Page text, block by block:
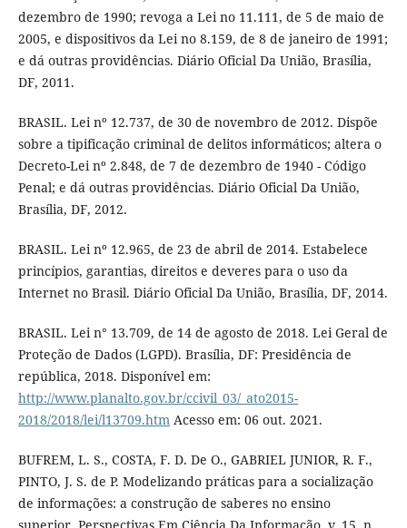
dezembro de 1990; revoga a Lei no 11.111, de 5 de maio de
2005, e dispositivos da Lei no 8.159, de 8 de janeiro de 1991;
e dá outras providências. Diário Oficial Da União, Brasília,
DF, 2011.
BRASIL. Lei nº 12.737, de 30 de novembro de 2012. Dispõe
sobre a tipificação criminal de delitos informáticos; altera o
Decreto-Lei nº 2.848, de 7 de dezembro de 1940 - Código
Penal; e dá outras providências. Diário Oficial Da União,
Brasília, DF, 2012.
BRASIL. Lei nº 12.965, de 23 de abril de 2014. Estabelece
princípios, garantias, direitos e deveres para o uso da
Internet no Brasil. Diário Oficial Da União, Brasília, DF, 2014.
BRASIL. Lei n° 13.709, de 14 de agosto de 2018. Lei Geral de
Proteção de Dados (LGPD). Brasília, DF: Presidência de
república, 2018. Disponível em:
http://www.planalto.gov.br/ccivil_03/_ato2015-
2018/2018/lei/l13709.htmAcesso em: 06 out. 2021.
BUFREM, L. S., COSTA, F. D. De O., GABRIEL JUNIOR, R. F.,
PINTO, J. S. de P. Modelizando práticas para a socialização
de informações: a construção de saberes no ensino